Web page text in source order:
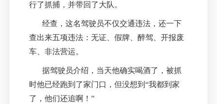
行了抓捕，并带回了大队。
经查，这名驾驶员不仅交通违法，还一下
查出来五项违法：无证、假牌、醉驾、开报废
车、非法营运。
据驾驶员介绍，当天他确实喝酒了，被抓
时他已经跑到了家门口，但没想到“我都到家
了，他们还追啊！”